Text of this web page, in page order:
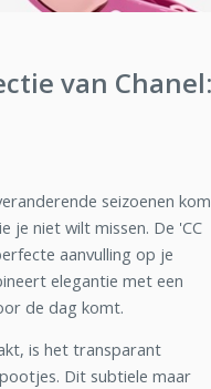
van Chanel:
seizoenen
je niet wilt missen. De 'CC
aanvulling op je
elegantie met een
de dag komt.
is het transparant
Dit subtiele maar